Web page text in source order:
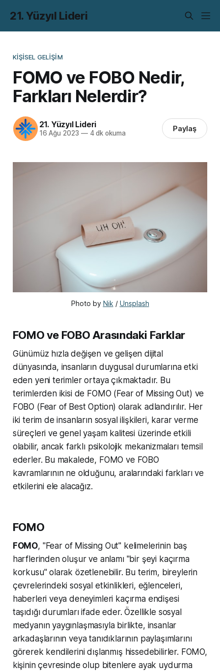
21. Yüzyıl Lideri
KIŞISEL GELIŞIM
FOMO ve FOBO Nedir,
Farkları Nelerdir?
21. Yüzyıl Lideri
16 Ağu 2023 —4 dk okuma Paylaş
Photo by Nik / Unsplash
FOMO ve FOBO Arasındaki Farklar
Günümüz hızla değişen ve gelişen dijital
dünyasında, insanların duygusal durumlarına etki
eden yeni terimler ortaya çıkmaktadır. Bu
terimlerden ikisi de FOMO (Fear of Missing Out) ve
FOBO (Fear of Best Option) olarak adlandırılır. Her
iki terim de insanların sosyal ilişkileri, karar verme
süreçleri ve genel yaşam kalitesi üzerinde etkili
olabilir, ancak farklı psikolojik mekanizmaları temsil
ederler. Bu makalede, FOMO ve FOBO
kavramlarının ne olduğunu, aralarındaki farkları ve
etkilerini ele alacağız.
FOMO
FOMO, "Fear of Missing Out" kelimelerinin baş
harflerinden oluşur ve anlamı "bir şeyi kaçırma
korkusu" olarak özetlenebilir. Bu terim, bireylerin
çevrelerindeki sosyal etkinlikleri, eğlenceleri,
haberleri veya deneyimleri kaçırma endişesi
taşıdığı durumları ifade eder. Özellikle sosyal
medyanın yaygınlaşmasıyla birlikte, insanlar
arkadaşlarının veya tanıdıklarının paylaşımlarını
görerek kendilerini dışlanmış hissedebilirler. FOMO,
kişinin çevresinde olup bitenlere ayak uydurma